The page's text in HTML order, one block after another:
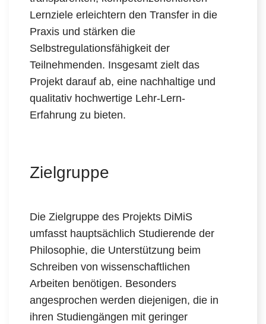
Lernziele erleichtern den Transfer in die
Praxis und stärken die
Selbstregulationsfähigkeit der
Teilnehmenden. Insgesamt zielt das
Projekt darauf ab, eine nachhaltige und
qualitativ hochwertige Lehr-Lern-
Erfahrung zu bieten.
Zielgruppe
Die Zielgruppe des Projekts DiMiS
umfasst hauptsächlich Studierende der
Philosophie, die Unterstützung beim
Schreiben von wissenschaftlichen
Arbeiten benötigen. Besonders
angesprochen werden diejenigen, die in
ihren Studiengängen mit geringer